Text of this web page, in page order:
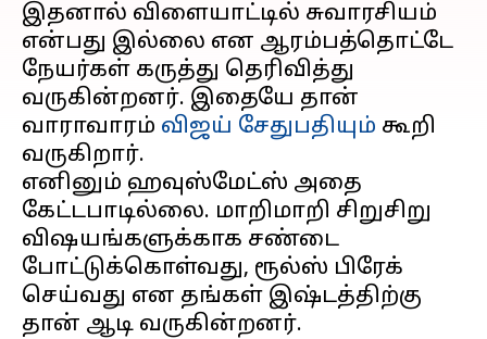
இதனால் விளையாட்டில் சுவாரசியம்
என்பது இல்லை என ஆரம்பத்தொட்டே
நேயர்கள் கருத்து தெரிவித்து
வருகின்றனர். இதையே தான்
வாராவாரம் விஜய் சேதுபதியும் கூறி
வருகிறார்.
எனினும் ஹவுஸ்மேட்ஸ் அதை
கேட்டபாடில்லை. மாறிமாறி சிறுசிறு
விஷயங்களுக்காக சண்டை
போட்டுக்கொள்வது, ரூல்ஸ் பிரேக்
செய்வது என தங்கள் இஷ்டத்திற்கு
தான் ஆடி வருகின்றனர்.